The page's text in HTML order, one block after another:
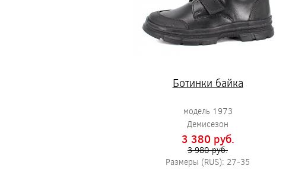
Ботинки байка
модель 1973
Демисезон
3 380 pуб.
3 980 pуб.
Размеры (RUS): 27-35